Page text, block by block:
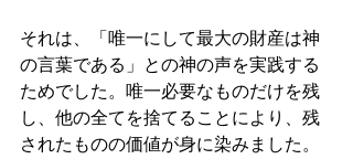
それは、「唯一にして最大の財産は神
の言葉である」との神の声を実践する
ためでした。唯一必要なものだけを残
し、他の全てを捨てることにより、残
されたものの価値が身に染みました。